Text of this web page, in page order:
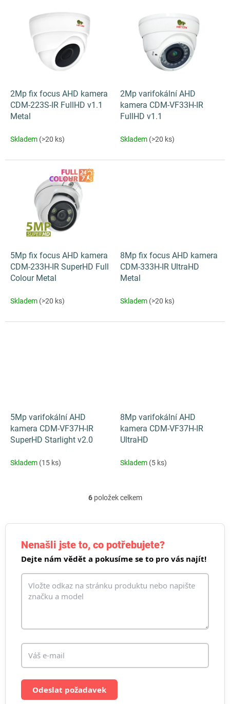
2Mp fix focus AHD kamera
CDM-223S-IR FullHD v1.1
Metal
Skladem (>20 ks)
2Mp varifokální AHD
kamera CDM-VF33H-IR
FullHD v1.1
Skladem (>20 ks)
5Mp fix focus AHD kamera
CDM-233H-IR SuperHD Full
Colour Metal
Skladem (>20 ks)
8Mp fix focus AHD kamera
CDM-333H-IR UltraHD
Metal
Skladem (>20 ks)
5Mp varifokální AHD
kamera CDM-VF37H-IR
SuperHD Starlight v2.0
Skladem (15 ks)
8Mp varifokální AHD
kamera CDM-VF37H-IR
UltraHD
Skladem (5 ks)
O
l
d
a
c
r
v
s
u
6položek celkem
Nenašli jste to, co potřebujete?
Dejte nám vědět a pokusíme se to pro vás najít!
Odeslat požadavek